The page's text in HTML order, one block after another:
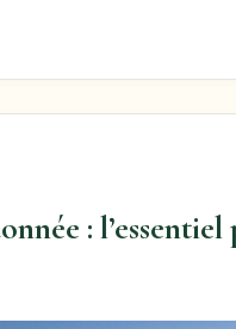
: